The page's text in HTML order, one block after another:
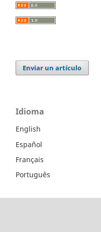
Enviar un artículo
Idioma
English
Español
Français
Português